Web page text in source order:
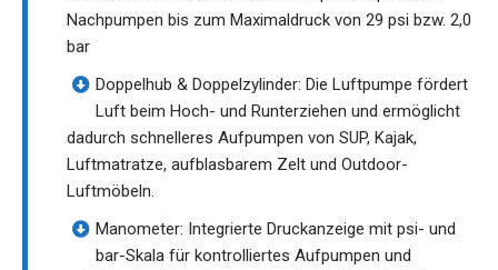
Nachpumpen bis zum Maximaldruck von 29 psi bzw. 2,0
bar
Doppelhub & Doppelzylinder: Die Luftpumpe fördert
Luft beim Hoch- und Runterziehen und ermöglicht
dadurch schnelleres Aufpumpen von SUP, Kajak,
Luftmatratze, aufblasbarem Zelt und Outdoor-
Luftmöbeln.
Manometer: Integrierte Druckanzeige mit psi- und
bar-Skala für kontrolliertes Aufpumpen und